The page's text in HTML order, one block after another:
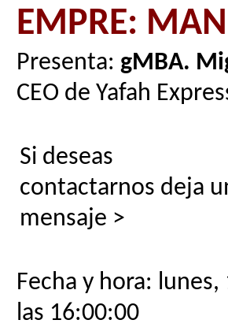
EMPRE:
Presenta: gMBA.
CEO de Yafah
Si deseas
contactarnos deja
mensaje >
Fecha y hora:
las 16:00:00